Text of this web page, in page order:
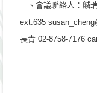
三、會議聯絡人：麟
ext.635
長青 02-8758-7176